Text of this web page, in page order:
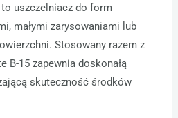
to uszczelniacz do form
małymi zarysowaniami lub
Stosowany razem z
B-15 zapewnia doskonałą
skuteczność środków